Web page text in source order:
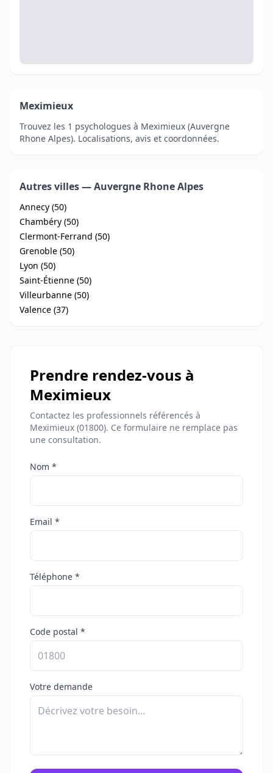
Meximieux
Trouvez les 1 psychologues à Meximieux (Auvergne
Rhone Alpes). Localisations, avis et coordonnées.
Autres villes — Auvergne Rhone Alpes
Annecy (50)
Chambéry (50)
Clermont-Ferrand (50)
Grenoble (50)
Lyon (50)
Saint-Étienne (50)
Villeurbanne (50)
Valence (37)
Prendre rendez-vous à
Meximieux
Contactez les professionnels référencés à
Meximieux (01800). Ce formulaire ne remplace pas
une consultation.
Nom *
Email *
Téléphone *
Code postal *
Votre demande